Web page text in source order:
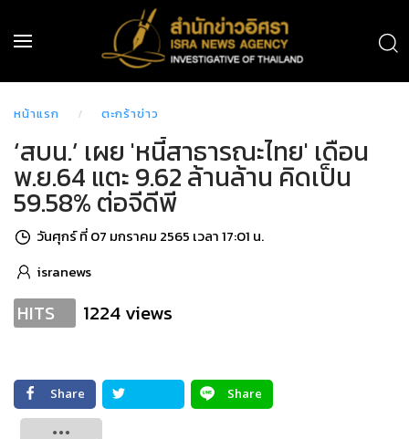
หน้าแรก ตะกร้าข่าว
‘สบน.’ เผย 'หนี้สาธารณะไทย' เดือน
พ.ย.64 แตะ 9.62 ล้านล้าน คิดเป็น
59.58% ต่อจีดีพี
วันศุกร์ ที่ 07 มกราคม 2565 เวลา 17:01 น.
isranews
HITS 1224 views
Share
Share